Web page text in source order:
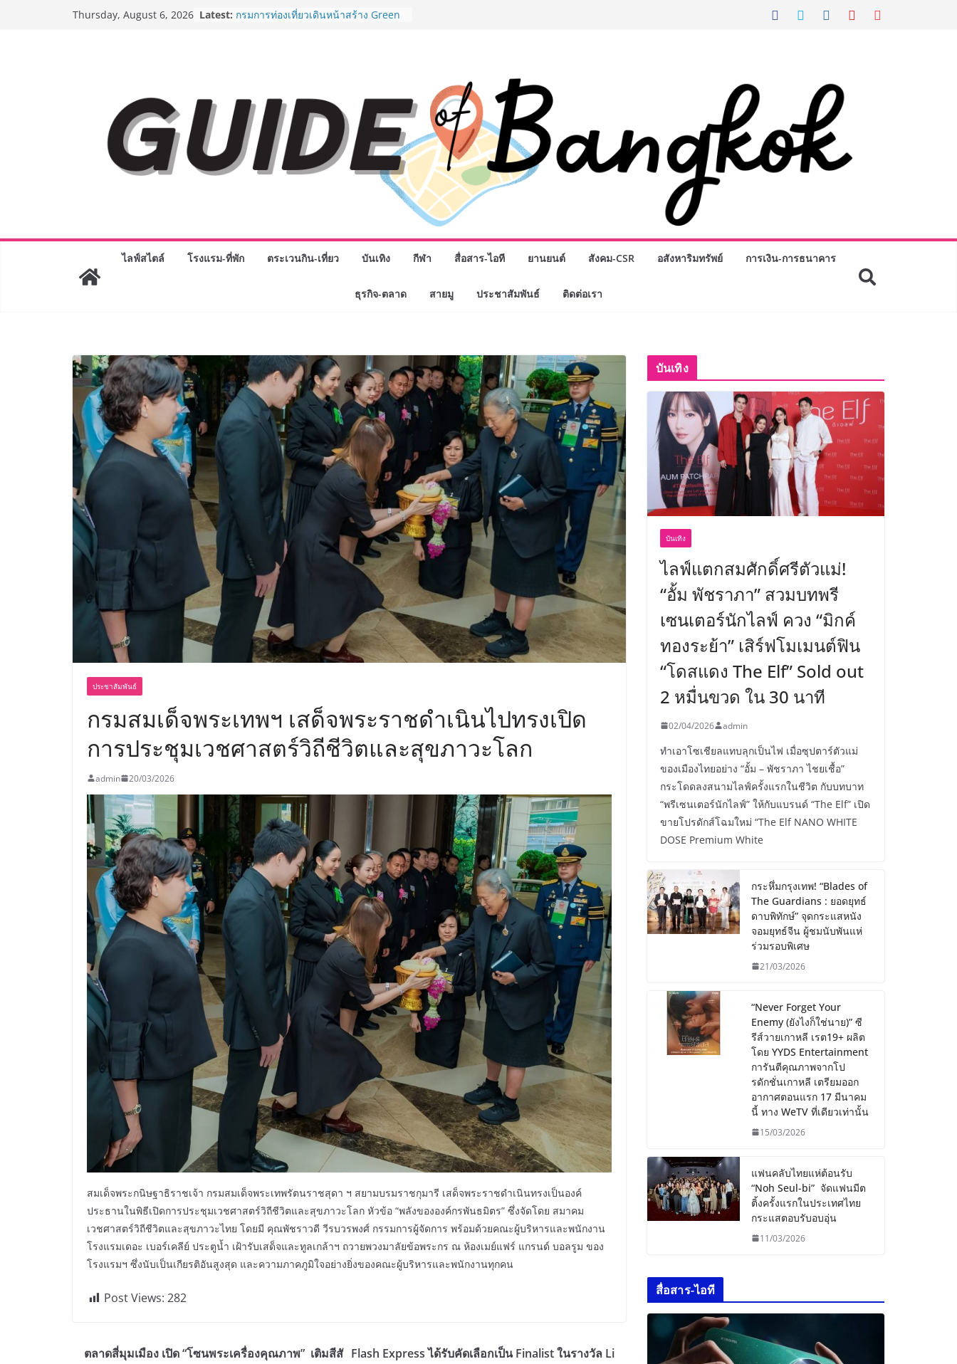
Thursday, August 6, 2026 Latest: เจาะเบื้องหลังความสำเร็จของ The 1
กลุ่มเซ็นทรัล สร้างยอดขายสูงสุดในรอบ
3 ปี
กรมการท่องเที่ยวเดินหน้าสร้าง Green
Coach รุ่นใหม่ ขับเคลื่อนการท่องเที่ยว
ไทยสู่มาตรฐานสากล ภายใต้ Thailand
Green Tourism Plan 2030
BEDO เดินหน้าจัดกิจกรรมเจรจาธุรกิจ
“ตลาดดอกไม้สี่มุมเมือง” ศูนย์รวมดอกไม้
สด ดอกไม้ประดิษฐ์ พวงมาลัย และสังฆ
บริการทุกวันตลอด 24 ชั่วโมง
ไลฟ์สไตล์ โรงแรม-ที่พัก ตระเวนกิน-เที่ยว บันเทิง กีฬา สื่อสาร-ไอที ยานยนต์ สังคม-CSR อสังหาริมทรัพย์ การเงิน-การธนาคาร
ธุรกิจ-ตลาด สายมู ประชาสัมพันธ์ ติดต่อเรา
ประชาสัมพันธ์
กรมสมเด็จพระเทพฯ เสด็จพระราชดำเนินไปทรงเปิด
การประชุมเวชศาสตร์วิถีชีวิตและสุขภาวะโลก
admin 20/03/2026
สมเด็จพระกนิษฐาธิราชเจ้า กรมสมเด็จพระเทพรัตนราชสุดา ฯ สยามบรมราชกุมารี เสด็จพระราชดำเนินทรงเป็นองค์
ประธานในพิธีเปิดการประชุมเวชศาสตร์วิถีชีวิตและสุขภาวะโลก หัวข้อ “พลังขององค์กรพันธมิตร” ซึ่งจัดโดย สมาคม
เวชศาสตร์วิถีชีวิตและสุขภาวะไทย โดยมี คุณพัชราวดี วีรบวรพงศ์ กรรมการผู้จัดการ พร้อมด้วยคณะผู้บริหารและพนักงาน
โรงแรมเดอะ เบอร์เคลีย์ ประตูน้ำ เฝ้ารับเสด็จและทูลเกล้าฯ ถวายพวงมาลัยข้อพระกร ณ ห้องเมย์แฟร์ แกรนด์ บอลรูม ของ
โรงแรมฯ ซึ่งนับเป็นเกียรติอันสูงสุด และความภาคภูมิใจอย่างยิ่งของคณะผู้บริหารและพนักงานทุกคน
Post Views: 282
ตลาดสี่มุมเมือง เปิด “โซนพระเครื่องคุณภาพ” เติมสีสั Flash Express ได้รับคัดเลือกเป็น Finalist ในรางวัล Li
บันเทิง
บันเทิง
ไลฟ์แตกสมศักดิ์ศรีตัวแม่!
“อั้ม พัชราภา” สวมบทพรี
เซนเตอร์นักไลฟ์ ควง “มิกค์
ทองระย้า” เสิร์ฟโมเมนต์ฟิน
“โดสแดง The Elf” Sold out
2 หมื่นขวด ใน 30 นาที
02/04/2026 admin
ทำเอาโซเชียลแทบลุกเป็นไฟ เมื่อซุปตาร์ตัวแม่
ของเมืองไทยอย่าง “อั้ม – พัชราภา ไชยเชื้อ”
กระโดดลงสนามไลฟ์ครั้งแรกในชีวิต กับบทบาท
“พรีเซนเตอร์นักไลฟ์” ให้กับแบรนด์ “The Elf” เปิด
ขายโปรดักส์โฉมใหม่ “The Elf NANO WHITE
DOSE Premium White
กระหึ่มกรุงเทพ! “Blades of
The Guardians : ยอดยุทธ์
ดาบพิทักษ์” จุดกระแสหนัง
จอมยุทธ์จีน ผู้ชมนับพันแห่
ร่วมรอบพิเศษ
21/03/2026
“Never Forget Your
Enemy (ยังไงก็ใช่นาย)” ซี
รีส์วายเกาหลี เรต19+ ผลิต
โดย YYDS Entertainment
การันตีคุณภาพจากโป
รดักชั่นเกาหลี เตรียมออก
อากาศตอนแรก 17 มีนาคม
นี้ ทาง WeTV ที่เดียวเท่านั้น
15/03/2026
แฟนคลับไทยแห่ต้อนรับ
“Noh Seul-bi” จัดแฟนมีต
ติ้งครั้งแรกในประเทศไทย
กระแสตอบรับอบอุ่น
11/03/2026
สื่อสาร-ไอที